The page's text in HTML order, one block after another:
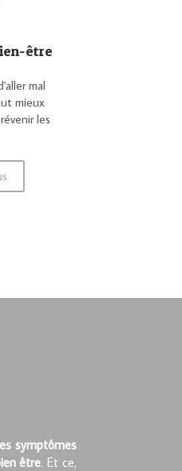
être
mal
mieux
les
symptômes
être. Et ce,